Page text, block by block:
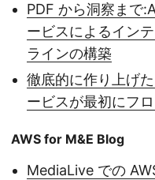
PDF から洞察まで
ービスによるイン
ラインの構築
徹底的に作り上げ
ービスが最初にフ
AWS for M&E Blog
MediaLive での